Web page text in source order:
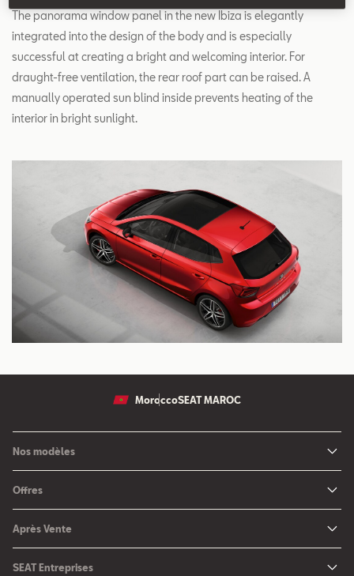
The panorama window panel in the new Ibiza is elegantly
integrated into the design of the body and is especially
successful at creating a bright and welcoming interior. For
draught-free ventilation, the rear roof part can be raised. A
manually operated sun blind inside prevents heating of the
interior in bright sunlight.
MoroccoSEAT MAROC
Nos modèles
Nouveau SEAT Ateca
Nouvelle SEAT Ibiza
Nouvelle SEAT Arona
Offres
Après Vente
SEAT Entreprises